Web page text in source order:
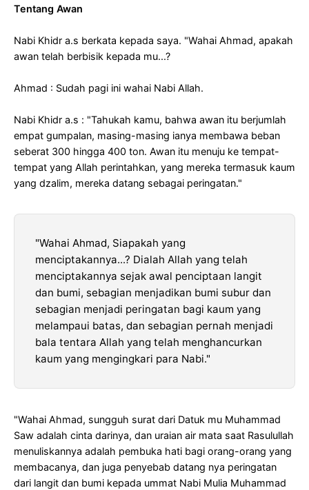
Tentang Awan
Nabi Khidr a.s berkata kepada saya. "Wahai Ahmad, apakah
awan telah berbisik kepada mu...?
Ahmad : Sudah pagi ini wahai Nabi Allah.
Nabi Khidr a.s : "Tahukah kamu, bahwa awan itu berjumlah
empat gumpalan, masing-masing ianya membawa beban
seberat 300 hingga 400 ton. Awan itu menuju ke tempat-
tempat yang Allah perintahkan, yang mereka termasuk kaum
yang dzalim, mereka datang sebagai peringatan."
"Wahai Ahmad, Siapakah yang
menciptakannya...? Dialah Allah yang telah
menciptakannya sejak awal penciptaan langit
dan bumi, sebagian menjadikan bumi subur dan
sebagian menjadi peringatan bagi kaum yang
melampaui batas, dan sebagian pernah menjadi
bala tentara Allah yang telah menghancurkan
kaum yang mengingkari para Nabi."
"Wahai Ahmad, sungguh surat dari Datuk mu Muhammad
Saw adalah cinta darinya, dan uraian air mata saat Rasulullah
menuliskannya adalah pembuka hati bagi orang-orang yang
membacanya, dan juga penyebab datang nya peringatan
dari langit dan bumi kepada ummat Nabi Mulia Muhammad